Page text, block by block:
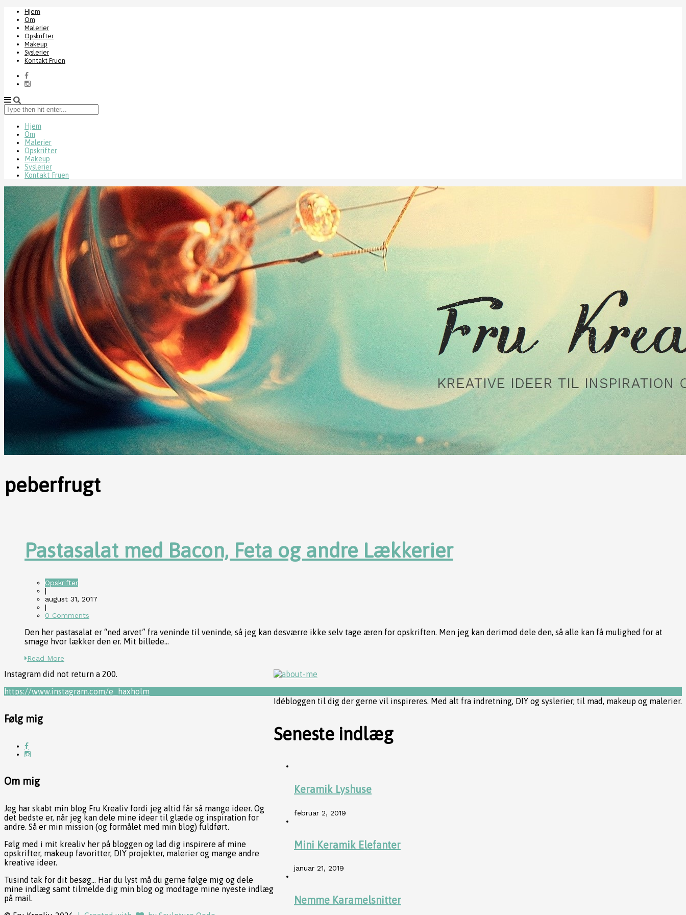
Hjem
Om
Malerier
Opskrifter
Makeup
Syslerier
Kontakt Fruen
Type
then
enter...
Hjem
Om
Malerier
Opskrifter
Makeup
Syslerier
Kontakt Fruen
peberfrugt
Pastasalat med Bacon, Feta og andre Lækkerier
Opskrifter
|
august 31, 2017
|
0 Comments
Den her pastasalat er “ned arvet” fra veninde til veninde, så jeg kan desværre ikke selv tage æren for opskriften. Men jeg kan derimod dele den, så alle kan få mulighed for at
smage hvor lækker den er. Mit billede...
Read More
Idébloggen til dig der gerne vil inspireres. Med alt fra indretning, DIY og syslerier; til mad, makeup og malerier.
Seneste indlæg
Keramik Lyshuse
februar 2, 2019
Mini Keramik Elefanter
januar 21, 2019
Nemme Karamelsnitter
Instagram did not return a 200.
https://www.instagram.com/e_haxholm
Følg mig
Om mig
Jeg har skabt min blog Fru Krealiv fordi jeg altid får så mange ideer. Og
det bedste er, når jeg kan dele mine ideer til glæde og inspiration for
andre. Så er min mission (og formålet med min blog) fuldført.
Følg med i mit krealiv her på bloggen og lad dig inspirere af mine
opskrifter, makeup favoritter, DIY projekter, malerier og mange andre
kreative ideer.
Tusind tak for dit besøg... Har du lyst må du gerne følge mig og dele
mine indlæg samt tilmelde dig min blog og modtage mine nyeste indlæg
på mail.